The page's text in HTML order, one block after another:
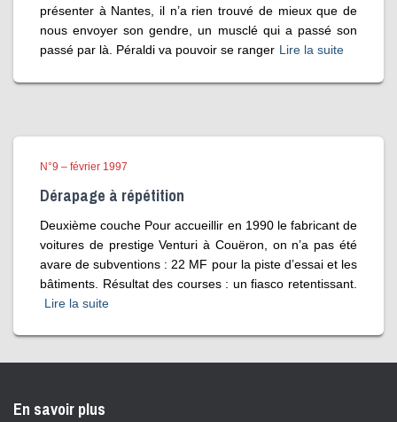
présenter à Nantes, il n’a rien trouvé de mieux que de
nous envoyer son gendre, un musclé qui a passé son
passé par là. Péraldi va pouvoir se ranger Lire la suite
N°9 – février 1997
Dérapage à répétition
Deuxième couche Pour accueillir en 1990 le fabricant de
voitures de prestige Venturi à Couëron, on n’a pas été
avare de subventions : 22 MF pour la piste d’essai et les
bâtiments. Résultat des courses : un fiasco retentissant.
Lire la suite
En savoir plus